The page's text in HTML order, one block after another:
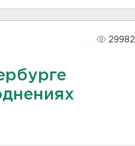
29982